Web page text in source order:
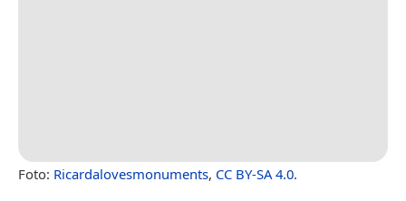
Foto: Ricardalovesmonuments, CC BY-SA 4.0.